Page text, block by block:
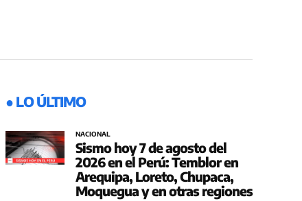
● LO ÚLTIMO
NACIONAL
Sismo hoy 7 de agosto del
2026 en el Perú: Temblor en
Arequipa, Loreto, Chupaca,
Moquegua y en otras regiones